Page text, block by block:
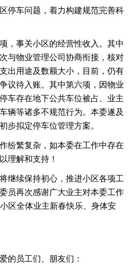
车问题，着力构建规范完善科
事关小区的经营性收入。其中
与物业管理公司协商衔接，核对
出用途及数额大小，目前，仍有
议待入账。其中第六项，因物业
车存在地下公共车位被占、业主
辆等诸多不规范行为。本委遂及
步拟定停车位管理方案。
繁复杂，如本委在工作中存在
理解和支持！
续保持初心，推进小区各项工
员再次感谢广大业主对本委工作
区全体业主新春快乐、身体安
的员工们、朋友们：